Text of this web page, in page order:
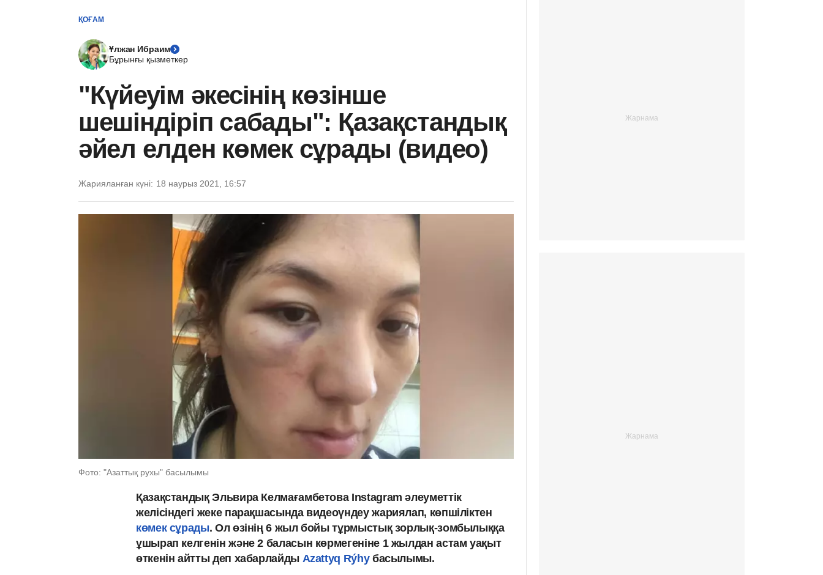
ҚОҒАМ
Ұлжан Ибраим
Бұрынғы қызметкер
"Күйеуім әкесінің көзінше
шешіндіріп сабады": Қазақстандық
әйел елден көмек сұрады (видео)
Жарияланған күні: 18 наурыз 2021, 16:57
Фото: "Азаттық рухы" басылымы
Қазақстандық Эльвира Келмағамбетова Instagram әлеуметтік
желісіндегі жеке парақшасында видеоүндеу жариялап, көпшіліктен
көмек сұрады. Ол өзінің 6 жыл бойы тұрмыстық зорлық-зомбылыққа
ұшырап келгенін және 2 баласын көрмегеніне 1 жылдан астам уақыт
өткенін айтты деп хабарлайды Azattyq Rýhyбасылымы.